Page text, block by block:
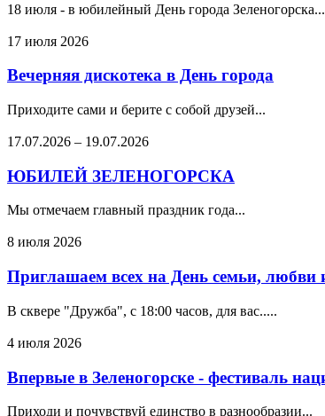
18 июля - в юбилейный День города Зеленогорска...
17 июля 2026
Вечерняя дискотека в День города
Приходите сами и берите с собой друзей...
17.07.2026 – 19.07.2026
ЮБИЛЕЙ ЗЕЛЕНОГОРСКА
Мы отмечаем главный праздник года...
8 июля 2026
Приглашаем всех на День семьи, любви
В сквере "Дружба", с 18:00 часов, для вас.....
4 июля 2026
Впервые в Зеленогорске - фестиваль
Приходи и почувствуй единство в разнообразии...